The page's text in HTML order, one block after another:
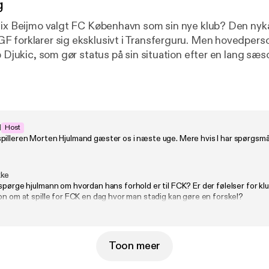
Beijmo valgt FC København som sin nye klub? Den
forklarer sig eksklusivt i Transferguru. Men
Djukic, som gør status på sin situation efter en lang
for sin plads? Og hvordan hænger det sammen, at
Host
Morten Hjulmand gæster os i næste uge. Mere hvis I har
hjulmann om hvordan hans forhold er til FCK? Er der følelser for
om at spille for FCK en dag hvor man stadig kan gøre en forskel?
Toon meer